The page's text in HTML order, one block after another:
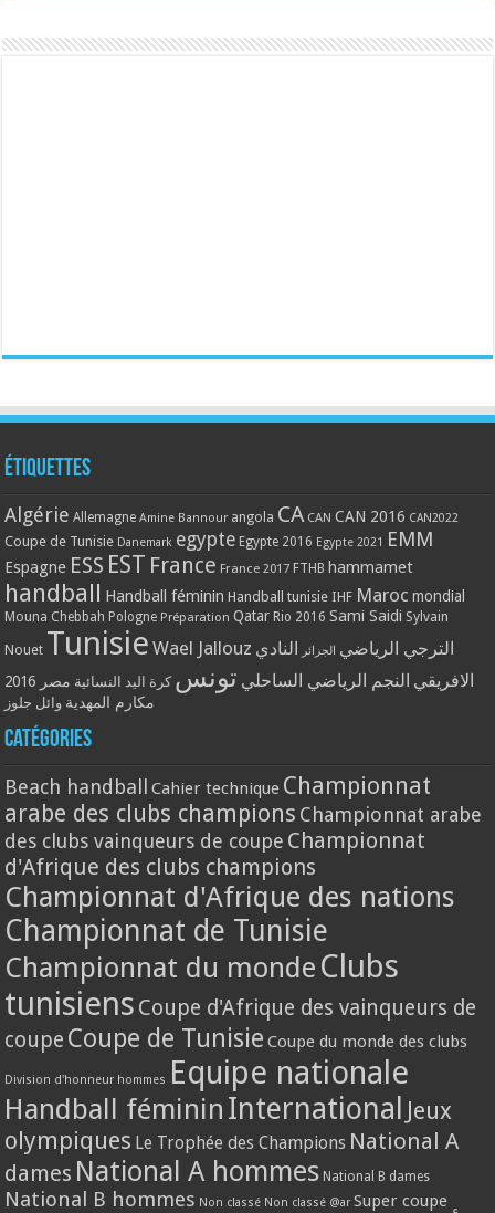
Étiquettes
Algérie Allemagne Amine Bannour angola CA CAN CAN 2016 CAN2022
Coupe de Tunisie Danemark egypte Egypte 2016 Egypte 2021 EMM
Espagne ESS EST France France 2017 FTHB hammamet
handball Handball féminin Handball tunisie IHF Maroc mondial
Mouna Chebbah Pologne Préparation Qatar Rio 2016 Sami Saidi Sylvain
Nouet Tunisie Wael Jallouz الترجي الرياضي الجزائر النادي
الافريقي النجم الرياضي الساحلي تونس كرة اليد النسائية مصر 2016
مكارم المهدية وائل جلوز
Catégories
Beach handball Cahier technique Championnat
arabe des clubs champions Championnat arabe
des clubs vainqueurs de coupe Championnat
d'Afrique des clubs champions
Championnat d'Afrique des nations
Championnat de Tunisie
Championnat du monde Clubs
tunisiens Coupe d'Afrique des vainqueurs de
coupe Coupe de Tunisie Coupe du monde des clubs
Division d'honneur hommes Equipe nationale
Handball féminin International Jeux
olympiques Le Trophée des Champions National A
dames National A hommes National B dames
National B hommes Non classé Non classé @ar Super coupe